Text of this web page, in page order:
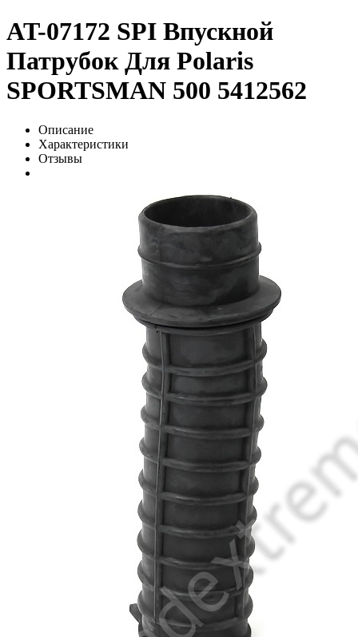
AT-07172 SPI Впускной
Патрубок Для Polaris
SPORTSMAN 500 5412562
Описание
Характеристики
Отзывы